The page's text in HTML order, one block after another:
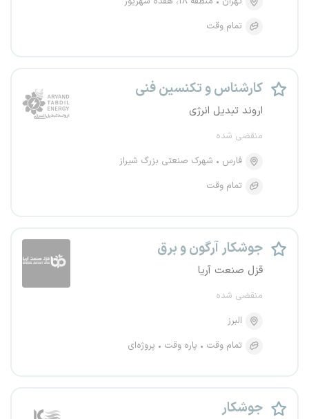
تمام وقت
کارشناس و تکنسین فنی
اروند تبدیل انرژی
منقضی شده
فارس
شهرک صنعتی بزرگ شیراز
تمام وقت
جوشکار آرگون و برق
قزل صنعت آریا
منقضی شده
البرز
تمام وقت
پاره وقت پروژه‌ای
جوشکار